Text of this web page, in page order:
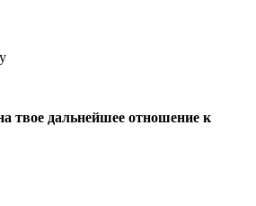
твое дальнейшее отношение к